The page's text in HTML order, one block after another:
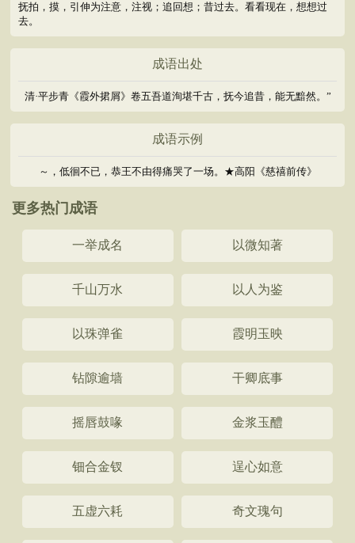
抚拍，摸，引伸为注意，注视；追回想；昔过去。看看现在，想想过
去。
成语出处
清·平步青《霞外捃屑》卷五吾道洵堪千古，抚今追昔，能无黯然。”
成语示例
～，低徊不已，恭王不由得痛哭了一场。★高阳《慈禧前传》
更多热门成语
一举成名 以微知著
千山万水 以人为鉴
以珠弹雀 霞明玉映
钻隙逾墙 干卿底事
摇唇鼓喙 金浆玉醴
钿合金钗 逞心如意
五虚六耗 奇文瑰句